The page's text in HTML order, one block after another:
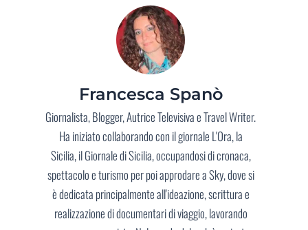
Francesca Spanò
Giornalista, Blogger, Autrice Televisiva e Travel Writer.
Ha iniziato collaborando con il giornale L'Ora, la
Sicilia, il Giornale di Sicilia, occupandosi di cronaca,
spettacolo e turismo per poi approdare a Sky, dove si
è dedicata principalmente all'ideazione, scrittura e
realizzazione di documentari di viaggio, lavorando